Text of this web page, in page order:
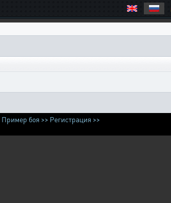
Пример боя >> Регистрация >>